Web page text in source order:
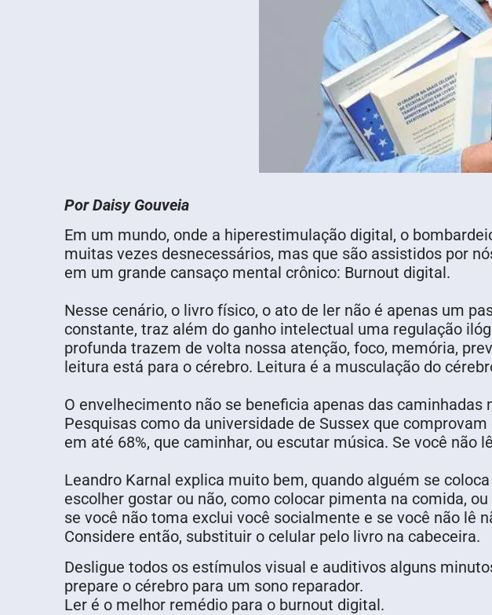
Por Daisy Gouveia
Em um mundo, onde a hiperestimulação digital, o
muitas vezes desnecessários, mas que são assistidos por
em um grande cansaço mental crônico: Burnout digital.
Nesse cenário, o livro físico, o ato de ler não é apenas um
constante, traz além do ganho intelectual uma regulação
profunda trazem de volta nossa atenção, foco, memória,
leitura está para o cérebro. Leitura é a musculação do
O envelhecimento não se beneficia apenas das
Pesquisas como da universidade de Sussex que
em até 68%, que caminhar, ou escutar música. Se você não
Leandro Karnal explica muito bem, quando alguém se
escolher gostar ou não, como colocar pimenta na comida,
se você não toma exclui você socialmente e se você não lê
Considere então, substituir o celular pelo livro na cabeceira.
Desligue todos os estímulos visual e auditivos alguns
prepare o cérebro para um sono reparador.
Ler é o melhor remédio para o burnout digital.